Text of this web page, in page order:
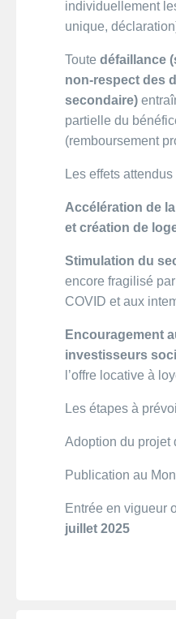
individuellement
unique,
Toute défaillance
non-respect des
secondaire)
partielle du
(remboursement
Les effets
Accélération de
et création de
Stimulation du
encore fragilisé
COVID et aux
Encouragement
investisseurs
l’offre locative à
Les étapes à
Adoption du projet
Publication au
Entrée en vigueur
juillet 2025